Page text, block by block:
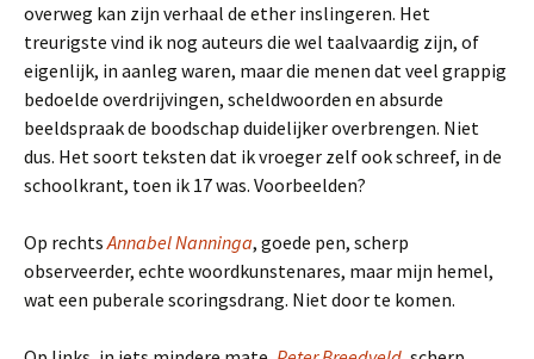
overweg kan zijn verhaal de ether inslingeren. Het
treurigste vind ik nog auteurs die wel taalvaardig zijn, of
eigenlijk, in aanleg waren, maar die menen dat veel grappig
bedoelde overdrijvingen, scheldwoorden en absurde
beeldspraak de boodschap duidelijker overbrengen. Niet
dus. Het soort teksten dat ik vroeger zelf ook schreef, in de
schoolkrant, toen ik 17 was. Voorbeelden?
Op rechtsAnnabel Nanninga, goede pen, scherp
observeerder, echte woordkunstenares, maar mijn hemel,
wat een puberale scoringsdrang. Niet door te komen.